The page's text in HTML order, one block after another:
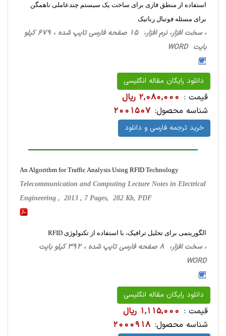
استفاده از منطق فازی برای ساخت یک سیستم چندعاملی ناهمگن
برای مسئله فوتبال رباتیک
، سخت ‌افزار، نرم افزار، 15 صفحه فارسی تایپ شده ، 679 کیلو
بایت WORD
دانلود رایگان مقاله انگلیسی
قیمت : 2,080,000 ریال
شناسه محصول: 2001507
خرید ترجمه فارسی و دانلود
An Algorithm for Traffic Analysis Using RFID Technology
Telecommunication and Computing Lecture Notes in Electrical
Engineering , 2013 , 7 Pages, 282 Kb, PDF
الگوریتمی برای تحلیل ترافیک، با استفاده از تکنولوژی RFID
، سخت ‌افزار، 8 صفحه فارسی تایپ شده ، 392 کیلو بایت
WORD
دانلود رایگان مقاله انگلیسی
قیمت : 1,115,000 ریال
شناسه محصول: 2000918